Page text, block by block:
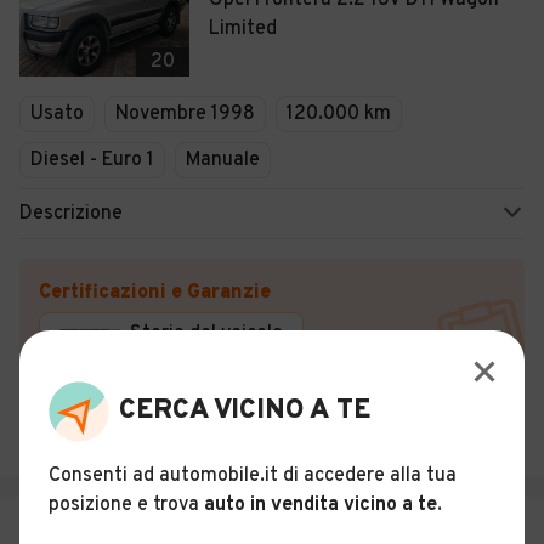
20
Limited
Usato Novembre 1998
120.000 km
Diesel - Euro 1
Manuale
Descrizione
Certificazioni e Garanzie
Storia del veicolo
Rentalin.soverato di Luciano Ussia
Argusto (CZ)
CERCA VICINO A TE
Consenti ad automobile.it di accedere alla tua
posizione e trova auto in vendita vicino a te.